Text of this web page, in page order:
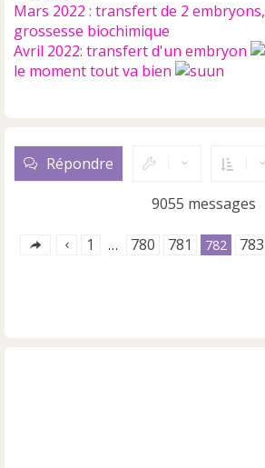
Mars 2022 : transfert de 2 embryons,
grossesse biochimique
Avril 2022: transfert d'un embryon
le moment tout va bien
Répondre
9055 messages
1 … 780 781 782 783